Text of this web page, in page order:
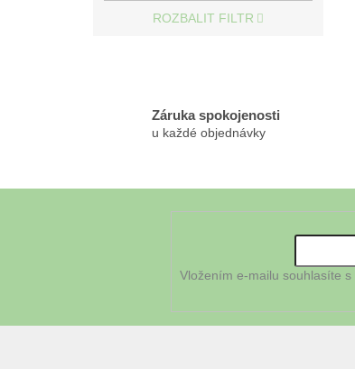
ROZBALIT FILTR
Záruka spokojenosti
u každé objednávky
Vložením e-mailu souhlasíte s